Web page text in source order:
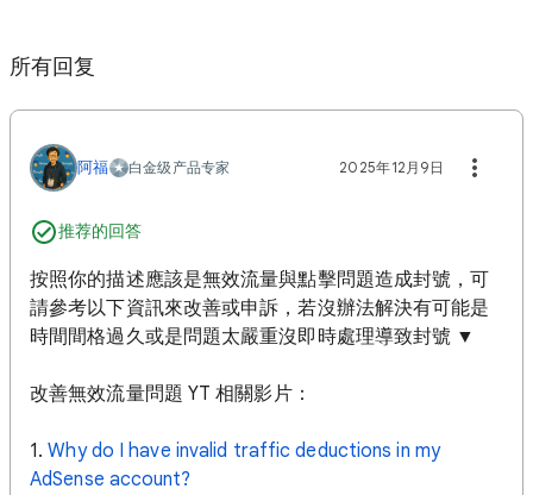
所有回复
阿福 白金级产品专家
推荐的回答
2025年12月9日
按照你的描述應該是無效流量與點擊問題造成封號，可
請參考以下資訊來改善或申訴，若沒辦法解決有可能是
時間間格過久或是問題太嚴重沒即時處理導致封號 ▼
改善無效流量問題 YT 相關影片：
1.Why do I have invalid traffic deductions in my
AdSense account?